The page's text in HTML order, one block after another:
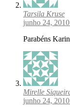
Tarsila Kruse
junho 24,
Parabéns
Mirelle
junho 24,